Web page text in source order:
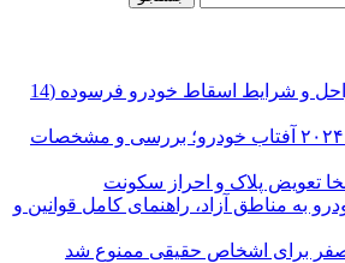
راهنمای کامل مراحل و شرایط اسقاط خودرو فرسوده (14
مزدا CX-30 مدل ۲۰۲۴ آفتاب خودرو؛ بررسی و مشخصات
تعویض پلاک و احراز سکونت
به مناطق آزاد، راهنمای کامل قوانین و
برای اشخاص حقیقی ممنوع شد